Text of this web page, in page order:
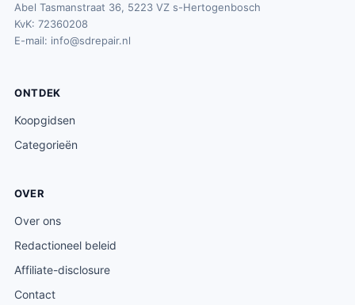
Abel Tasmanstraat 36, 5223 VZ s-Hertogenbosch
KvK: 72360208
E-mail: info@sdrepair.nl
ONTDEK
Koopgidsen
Categorieën
OVER
Over ons
Redactioneel beleid
Affiliate-disclosure
Contact